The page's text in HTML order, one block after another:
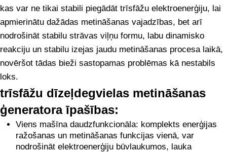
kas var ne tikai stabili piegādāt trīsfāžu elektroenerģiju, lai
apmierinātu dažādas metināšanas vajadzības, bet arī
nodrošināt stabilu strāvas viļņu formu, labu dinamisko
reakciju un stabilu izejas jaudu metināšanas procesa laikā,
novēršot tādas bieži sastopamas problēmas kā nestabils
loks.
trīsfāžu dīzeļdegvielas metināšanas
ģeneratora īpašības:
Viens mašīna daudzfunkcionāla: komplekts enerģijas
ražošanas un metināšanas funkcijas vienā, var
nodrošināt elektroenerģiju būvlaukumos, lauka